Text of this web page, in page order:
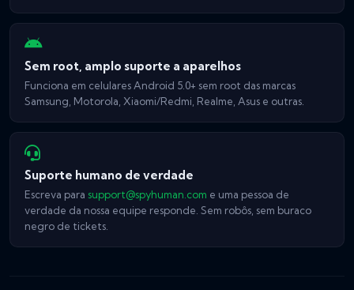
Sem root, amplo suporte a aparelhos
Funciona em celulares Android 5.0+ sem root das marcas
Samsung, Motorola, Xiaomi/Redmi, Realme, Asus e outras.
Suporte humano de verdade
Escreva para support@spyhuman.com e uma pessoa de
verdade da nossa equipe responde. Sem robôs, sem buraco
negro de tickets.